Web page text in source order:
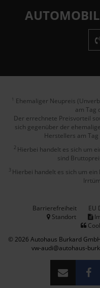
1 Ehemaliger Neupreis
am Tag
Der errechnete Preisvorteil
sich gegenüber der
Herstellers am
2 Hierbei handelt es sich um
sind
3 Hierbei handelt es sich um
Barrierefreiheit EU
Standort
© 2026 Autohaus Burkard
vw-audi@autohaus-